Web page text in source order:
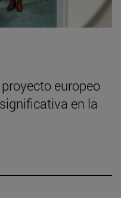
europeo
en la